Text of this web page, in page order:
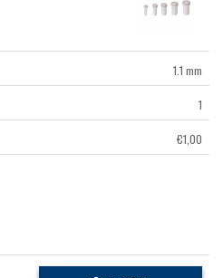
1.1 mm
1
€1,00